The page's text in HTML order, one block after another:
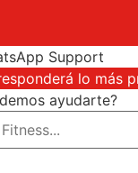
lo más
ayudarte?